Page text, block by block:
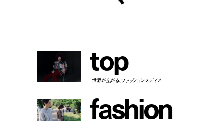
top
世界が広がる、ファッションメディア
fashion